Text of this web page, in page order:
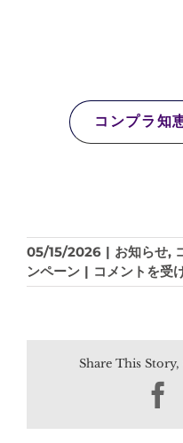
コンプラ知
05/15/2026 | お知らせ,
ンペーン | 【コ
ン
恵
コメントを受
Share This